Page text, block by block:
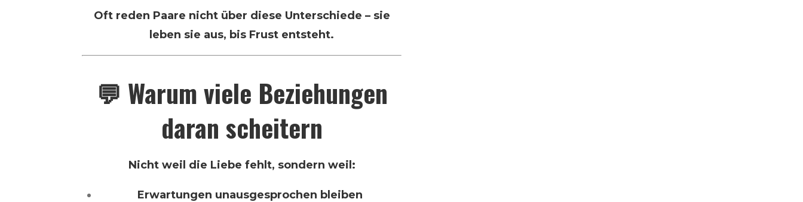
Oft reden Paare nicht über diese Unterschiede – sie
leben sie aus, bis Frust entsteht.
💬 Warum viele Beziehungen
daran scheitern
Nicht weil die Liebe fehlt, sondern weil:
Erwartungen unausgesprochen bleiben